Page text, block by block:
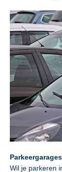
Wil je parkeren